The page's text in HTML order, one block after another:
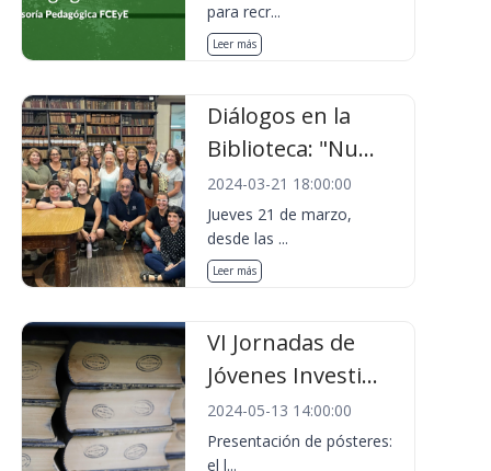
para recr...
Leer más
Diálogos en la
Biblioteca: "Nu...
2024-03-21 18:00:00
Jueves 21 de marzo,
desde las ...
Leer más
VI Jornadas de
Jóvenes Investi...
2024-05-13 14:00:00
Presentación de pósteres:
el l...